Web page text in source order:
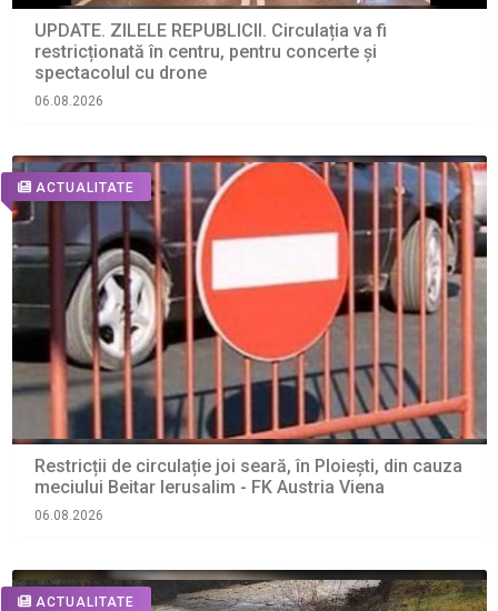
UPDATE. ZILELE REPUBLICII. Circulația va fi
restricționată în centru, pentru concerte și
spectacolul cu drone
06.08.2026
ACTUALITATE
Restricții de circulație joi seară, în Ploiești, din cauza
meciului Beitar Ierusalim - FK Austria Viena
06.08.2026
ACTUALITATE